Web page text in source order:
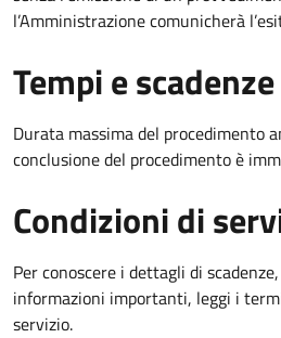
l’Amministrazione comunicherà
Tempi e scadenze
Durata massima del procedimento
conclusione del procedimento è
Condizioni di
Per conoscere i dettagli di
informazioni importanti, leggi i
servizio.